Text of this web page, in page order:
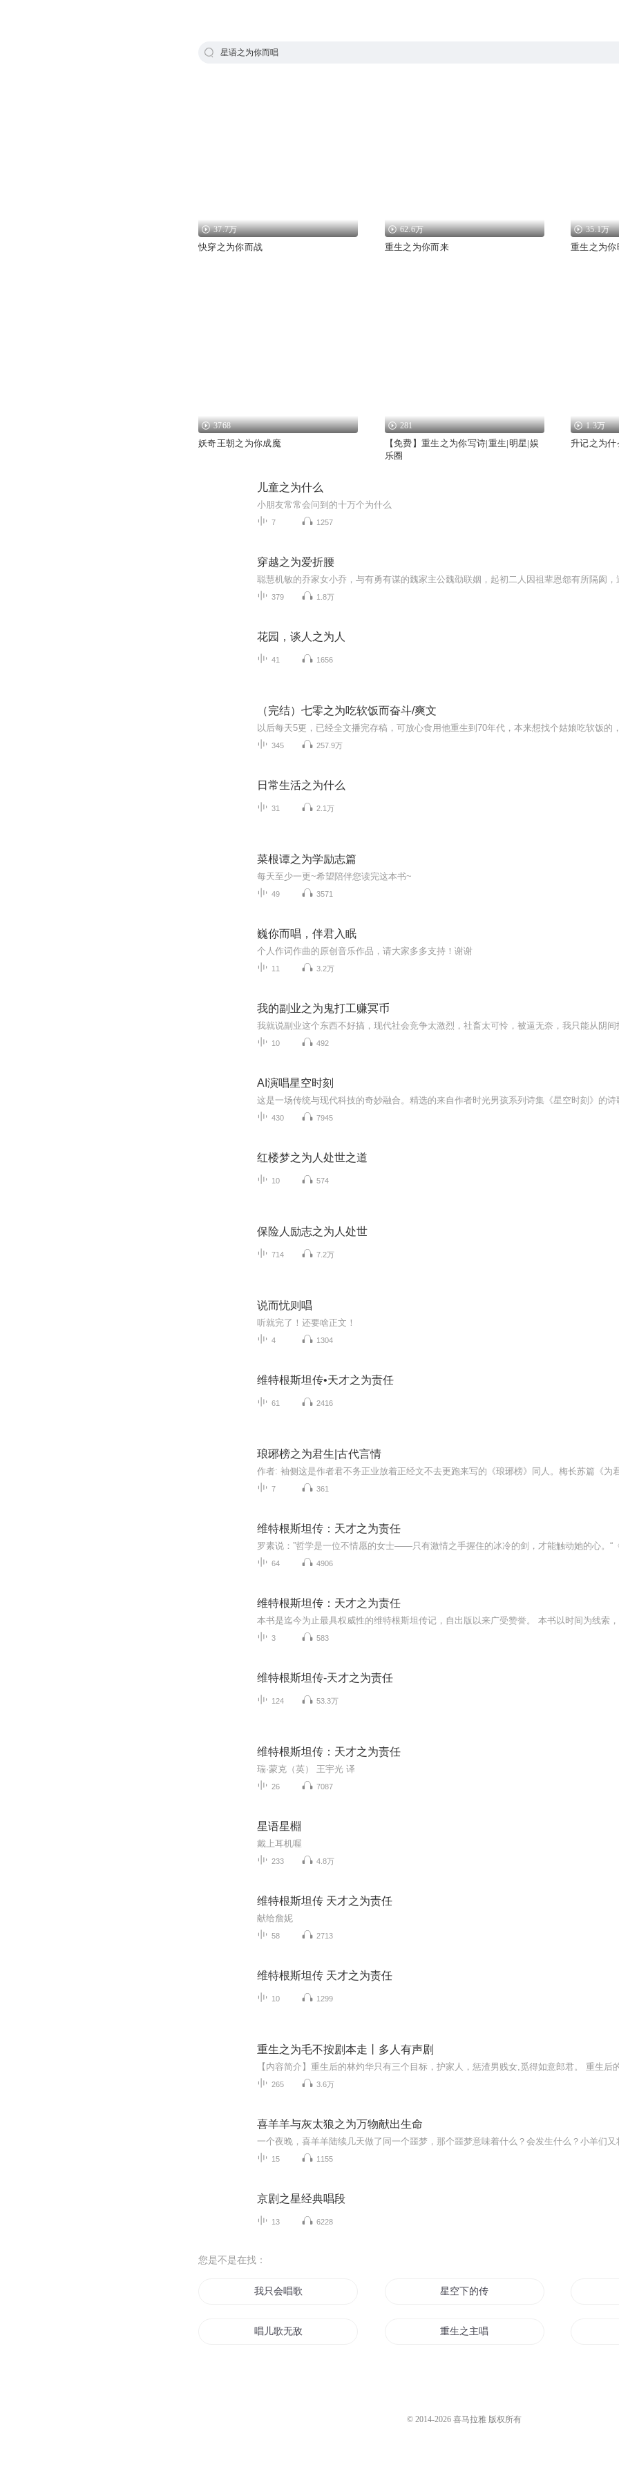
星语之为你而唱
37.7万
快穿之为你而战
62.6万
重生之为你而来
35.1万
重生之为你
3768
妖奇王朝之为你成魔
281
【免费】重生之为你写诗|重生|明星|娱
乐圈
1.3万
升记之为什
儿童之为什么
小朋友常常会问到的十万个为什么
7 1257
穿越之为爱折腰
379 1.8万
花园，谈人之为人
41 1656
（完结）七零之为吃软饭而奋斗/爽文
345 257.9万
日常生活之为什么
31 2.1万
菜根谭之为学励志篇
每天至少一更~希望陪伴您读完这本书~
49 3571
巍你而唱，伴君入眠
个人作词作曲的原创音乐作品，请大家多多支持！谢谢
11 3.2万
我的副业之为鬼打工赚冥币
10 492
AI演唱星空时刻
430 7945
红楼梦之为人处世之道
10 574
保险人励志之为人处世
714 7.2万
说而忧则唱
听就完了！还要啥正文！
4 1304
维特根斯坦传•天才之为责任
61 2416
琅琊榜之为君生|古代言情
7 361
维特根斯坦传：天才之为责任
64 4906
维特根斯坦传：天才之为责任
3 583
维特根斯坦传-天才之为责任
124 53.3万
维特根斯坦传：天才之为责任
瑞·蒙克（英） 王宇光 译
26 7087
星语星棩
戴上耳机喔
233 4.8万
维特根斯坦传 天才之为责任
献给詹妮
58 2713
维特根斯坦传 天才之为责任
10 1299
重生之为毛不按剧本走丨多人有声剧
265 3.6万
喜羊羊与灰太狼之为万物献出生命
15 1155
京剧之星经典唱段
13 6228
您是不是在找：
我只会唱歌 星空下的传唱
唱儿歌无敌了 重生之主唱
© 2014-2026 喜马拉雅 版权所有